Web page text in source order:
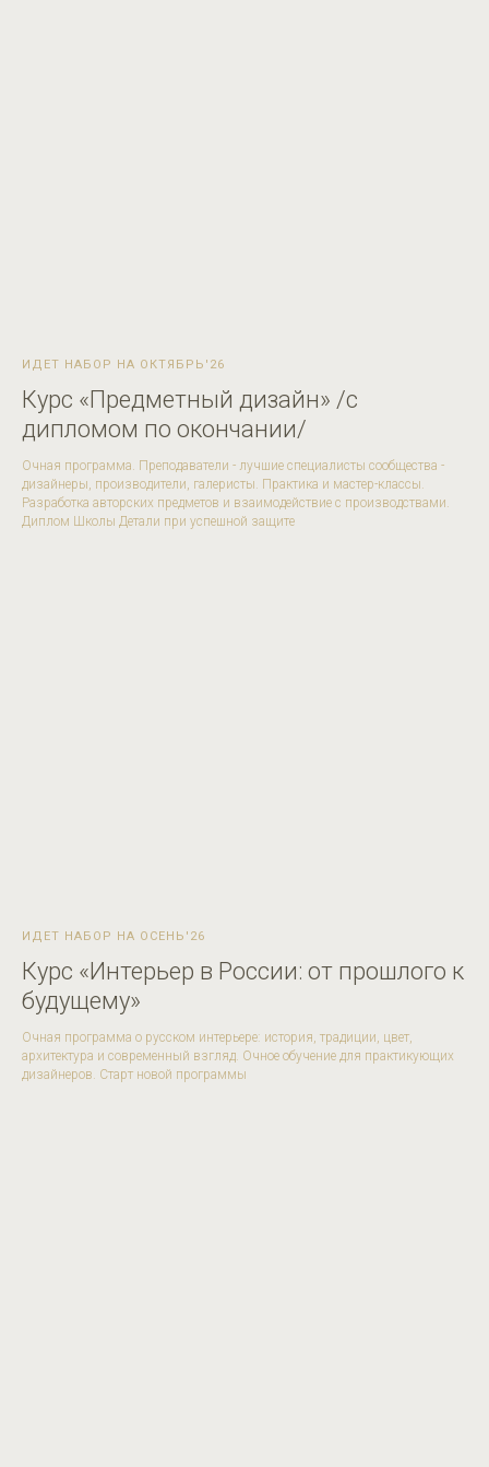
ИДЕТ НАБОР НА ОКТЯБРЬ'26
Курс «Предметный дизайн» /с
дипломом по окончании/
Очная программа. Преподаватели - лучшие специалисты сообщества -
дизайнеры, производители, галеристы. Практика и мастер-классы.
Разработка авторских предметов и взаимодействие с производствами.
Диплом Школы Детали при успешной защите
ИДЕТ НАБОР НА ОСЕНЬ'26
Курс «Интерьер в России: от прошлого к
будущему»
Очная программа о русском интерьере: история, традиции, цвет,
архитектура и современный взгляд. Очное обучение для практикующих
дизайнеров. Старт новой программы